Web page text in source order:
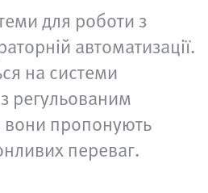
для роботи з
автоматизації.
на системи
регульованим
вони пропонують
переваг.